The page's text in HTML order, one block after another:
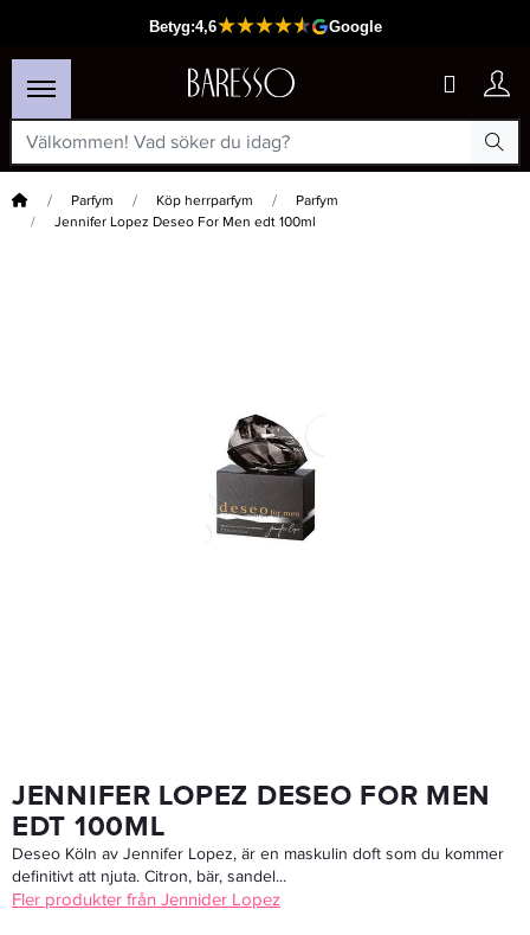
Hem Parfym Köp herrparfym
Parfym
Jennifer Lopez Deseo For Men edt 100ml
Afnan Supremacy Collector's Edition Edp 100ml
JENNIFER LOPEZ DESEO FOR MEN
EDT 100ML
Deseo Köln av Jennifer Lopez, är en maskulin doft som du kommer
definitivt att njuta. Citron, bär, sandel...
Fler produkter från Jennider Lopez